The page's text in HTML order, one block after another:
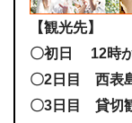
【観光先】
〇初日 12時か
〇2日目 西表
〇3日目 貸切